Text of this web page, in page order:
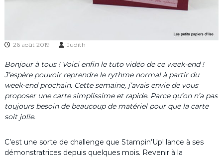
26 août 2019 Judith
Bonjour à tous ! Voici enfin le tuto vidéo de ce week-end !
J’espère pouvoir reprendre le rythme normal à partir du
week-end prochain. Cette semaine, j’avais envie de vous
proposer une carte simplissime et rapide. Parce qu’on n’a pas
toujours besoin de beaucoup de matériel pour que la carte
soit jolie.
C’est une sorte de challenge que Stampin’Up! lance à ses
démonstratrices depuis quelques mois. Revenir à la